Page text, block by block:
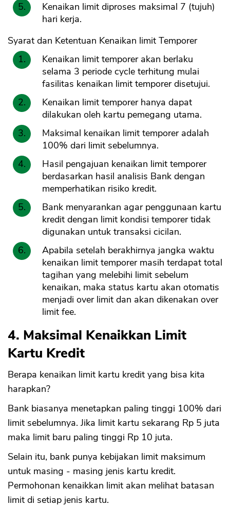
Kenaikan limit diproses maksimal 7 (tujuh)
hari kerja.
Syarat dan Ketentuan Kenaikan limit Temporer
Kenaikan limit temporer akan berlaku
selama 3 periode cycle terhitung mulai
fasilitas kenaikan limit temporer disetujui.
Kenaikan limit temporer hanya dapat
dilakukan oleh kartu pemegang utama.
Maksimal kenaikan limit temporer adalah
100% dari limit sebelumnya.
Hasil pengajuan kenaikan limit temporer
berdasarkan hasil analisis Bank dengan
memperhatikan risiko kredit.
Bank menyarankan agar penggunaan kartu
kredit dengan limit kondisi temporer tidak
digunakan untuk transaksi cicilan.
Apabila setelah berakhirnya jangka waktu
kenaikan limit temporer masih terdapat total
tagihan yang melebihi limit sebelum
kenaikan, maka status kartu akan otomatis
menjadi over limit dan akan dikenakan over
limit fee.
4. Maksimal Kenaikkan Limit
Kartu Kredit
Berapa kenaikan limit kartu kredit yang bisa kita
harapkan?
Bank biasanya menetapkan paling tinggi 100% dari
limit sebelumnya. Jika limit kartu sekarang Rp 5 juta
maka limit baru paling tinggi Rp 10 juta.
Selain itu, bank punya kebijakan limit maksimum
untuk masing - masing jenis kartu kredit.
Permohonan kenaikkan limit akan melihat batasan
limit di setiap jenis kartu.